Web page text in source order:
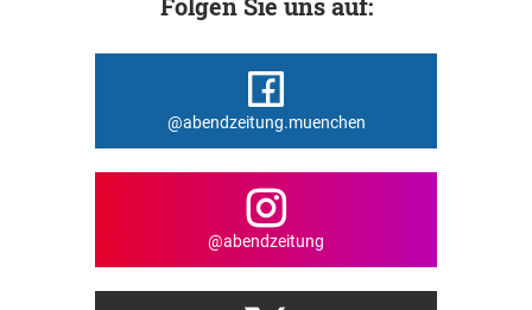
@abendzeitung.muenchen
@abendzeitung